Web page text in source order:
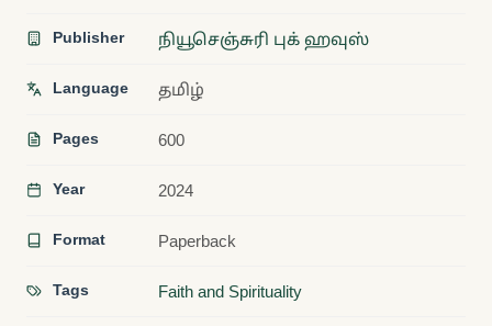
Publisher நியூசெஞ்சுரி புக் ஹவுஸ்
Language தமிழ்
Pages 600
Year 2024
Format Paperback
Tags Faith and Spirituality